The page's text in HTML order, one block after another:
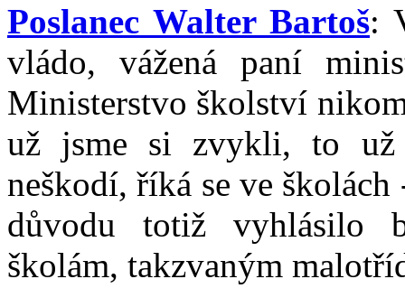
Poslanec Walter Bartoš:
vládo, vážená paní
Ministerstvo školství
už jsme si zvykli, to už
neškodí, říká se ve
důvodu totiž vyhlásilo
školám, takzvaným